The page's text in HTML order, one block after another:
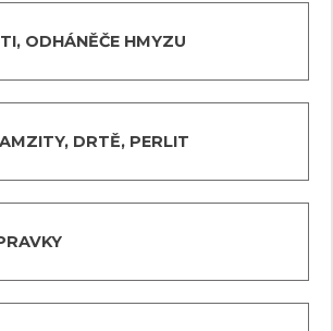
ODHÁNĚČE HMYZU
DRTĚ, PERLIT